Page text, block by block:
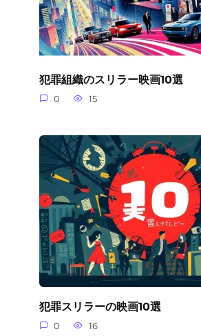
犯罪組織のスリラー映画10選
0 15
犯罪スリラーの映画10選
0 16